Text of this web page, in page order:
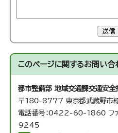
送信
このページに関するお問い合
都市整備部 地域交通課交通安全
〒180-8777 東京都武蔵野市
電話番号：0422-60-1860 フ
9245